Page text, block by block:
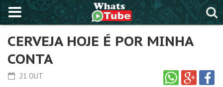
CERVEJA HOJE É POR MINHA
CONTA
21 OUT